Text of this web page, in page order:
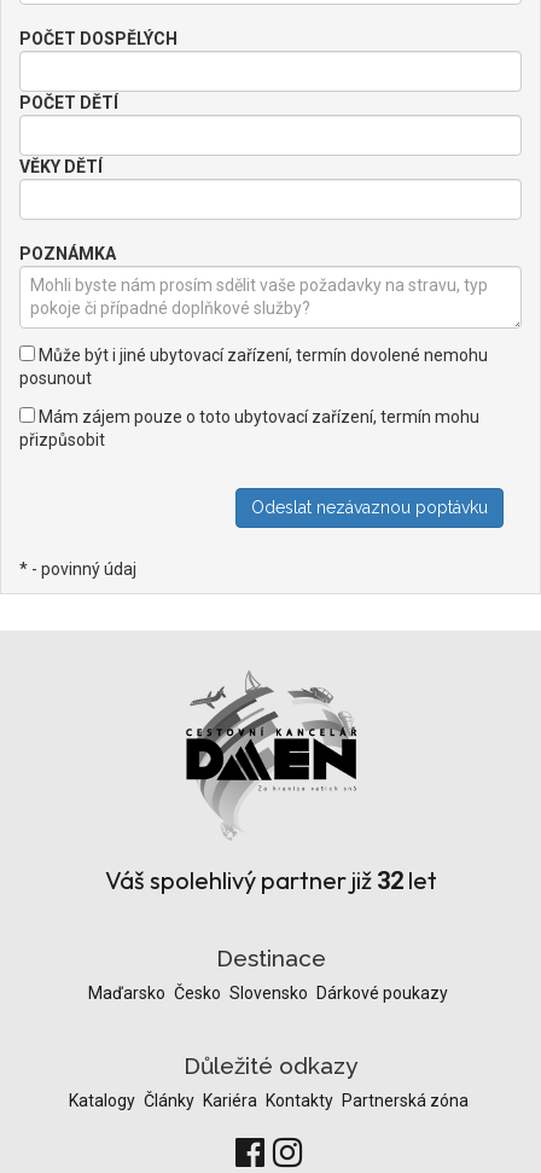
POČET DOSPĚLÝCH
POČET DĚTÍ
VĚKY DĚTÍ
POZNÁMKA
Může být i jiné ubytovací zařízení, termín dovolené nemohu
posunout
Mám zájem pouze o toto ubytovací zařízení, termín mohu
přizpůsobit
* - povinný údaj
Váš spolehlivý partner již 32let
Destinace
Maďarsko Česko Slovensko Dárkové poukazy
Důležité odkazy
Katalogy Články Kariéra Kontakty Partnerská zóna